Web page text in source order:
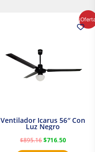
Ventilador Icarus 56″ Con
Luz Negro
$895.16$716.50
precio
actual